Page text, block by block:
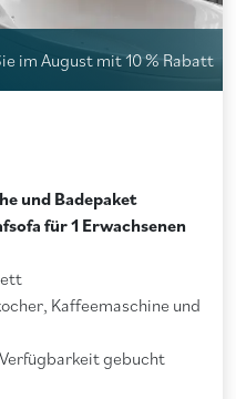
im August mit 10 % Rabatt
und Badepaket
für 1 Erwachsenen
Kaffeemaschine und
gebucht